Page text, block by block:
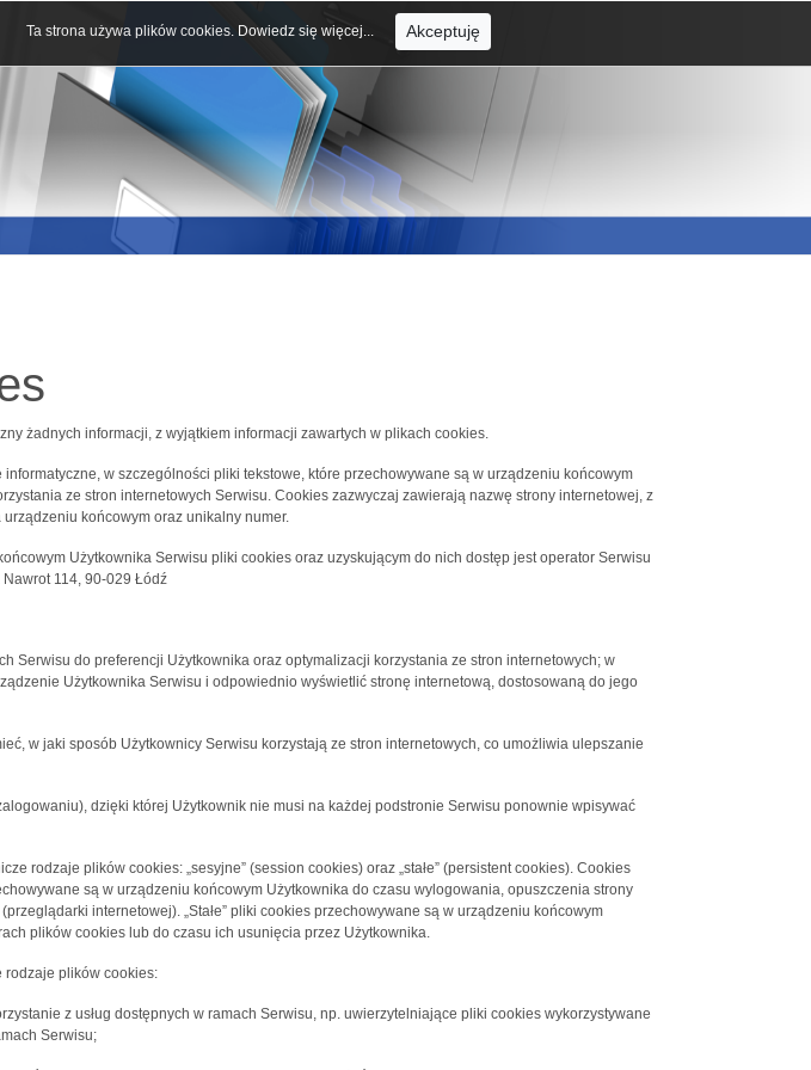
żadnych informacji, z wyjątkiem informacji zawartych w plikach cookies.
informatyczne, w szczególności pliki tekstowe, które przechowywane są w urządzeniu końcowym
ze stron internetowych Serwisu. Cookies zazwyczaj zawierają nazwę strony internetowej, z
końcowym oraz unikalny numer.
Użytkownika Serwisu pliki cookies oraz uzyskującym do nich dostęp jest operator Serwisu
114, 90-029 Łódź
Serwisu do preferencji Użytkownika oraz optymalizacji korzystania ze stron internetowych; w
Użytkownika Serwisu i odpowiednio wyświetlić stronę internetową, dostosowaną do jego
w jaki sposób Użytkownicy Serwisu korzystają ze stron internetowych, co umożliwia ulepszanie
dzięki której Użytkownik nie musi na każdej podstronie Serwisu ponownie wpisywać
rodzaje plików cookies: „sesyjne” (session cookies) oraz „stałe” (persistent cookies). Cookies
są w urządzeniu końcowym Użytkownika do czasu wylogowania, opuszczenia strony
internetowej). „Stałe” pliki cookies przechowywane są w urządzeniu końcowym
plików cookies lub do czasu ich usunięcia przez Użytkownika.
rodzaje plików cookies:
z usług dostępnych w ramach Serwisu, np. uwierzytelniające pliki cookies wykorzystywane
Serwisu;
Ta strona używa plików cookies. Dowiedz się więcej... Akceptuję